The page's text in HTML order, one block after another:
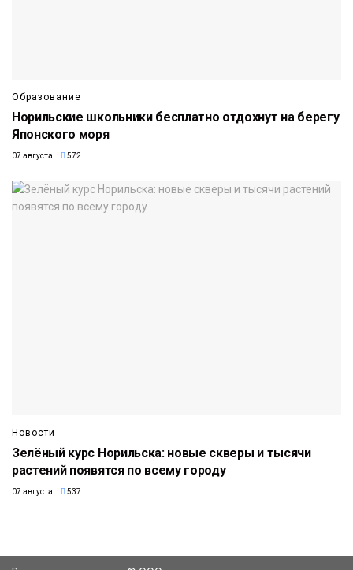
Образование
Норильские школьники бесплатно отдохнут на берегу
Японского моря
07 августа 572
Новости
Зелёный курс Норильска: новые скверы и тысячи
растений появятся по всему городу
07 августа 537